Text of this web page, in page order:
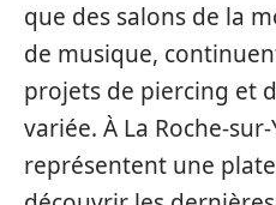
que des salons de la
de musique,
projets de piercing et
variée. À La Roche-
représentent une